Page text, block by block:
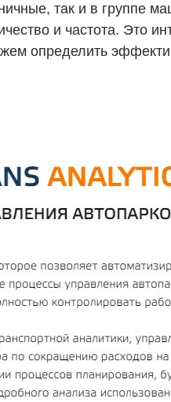
так и в группе
и частота. Это
определить